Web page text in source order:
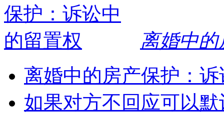
离婚中
离婚中的房产保护：
如果对方不回应可以